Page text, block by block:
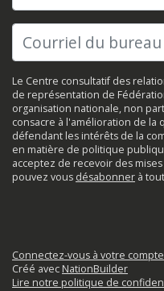
Le Centre consultatif des
de représentation de
organisation nationale, non
consacre à l'amélioration de la
défendant les intérêts de la
en matière de politique
acceptez de recevoir des
pouvez vous désabonner à
Connectez-vous à votre compte
Créé avec NationBuilder
Lire notre politique de